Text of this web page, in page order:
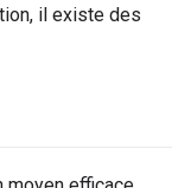
il existe des